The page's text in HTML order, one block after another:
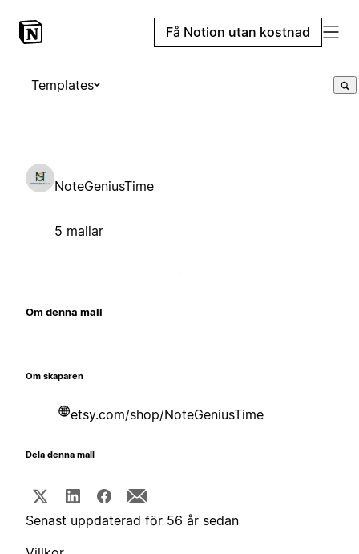
Få Notion utan kostnad
Templates
NoteGeniusTime
5 mallar
Om denna mall
Om skaparen
etsy.com/shop/NoteGeniusTime
Dela denna mall
Senast uppdaterad för 56 år sedan